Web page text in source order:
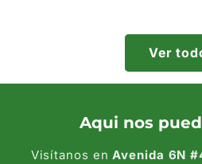
Ver
Aqui nos
Visítanos enAvenida 6N